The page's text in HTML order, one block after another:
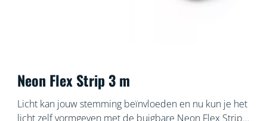
Neon Flex Strip 3 m
Licht kan jouw stemming beïnvloeden en nu kun je het
licht zelf vormgeven met de buigbare Neon Flex Strips